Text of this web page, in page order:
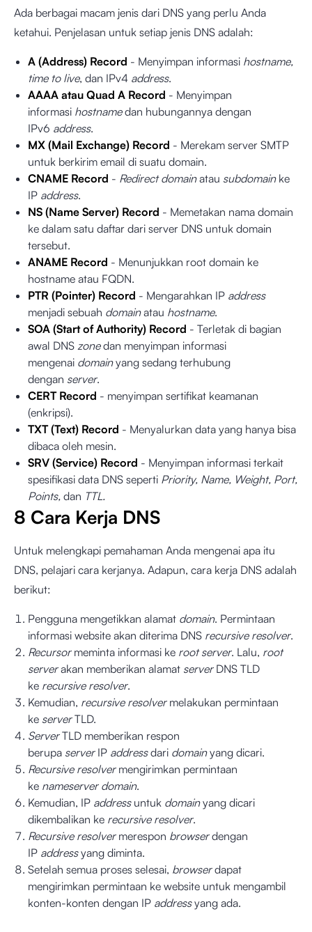
Ada berbagai macam jenis dari DNS yang perlu Anda
ketahui. Penjelasan untuk setiap jenis DNS adalah:
A (Address) Record - Menyimpan informasi hostname,
time to live, dan IPv4 address.
AAAA atau Quad A Record - Menyimpan
informasi hostnamedan hubungannya dengan
IPv6 address.
MX (Mail Exchange) Record - Merekam server SMTP
untuk berkirim email di suatu domain.
CNAME Record - Redirect domainatau subdomain ke
IP address.
NS (Name Server) Record - Memetakan nama domain
ke dalam satu daftar dari server DNS untuk domain
tersebut.
ANAME Record - Menunjukkan root domain ke
hostname atau FQDN.
PTR (Pointer) Record - Mengarahkan IP address
menjadi sebuah domainatau hostname.
SOA (Start of Authority) Record - Terletak di bagian
awal DNS zonedan menyimpan informasi
mengenai domainyang sedang terhubung
dengan server.
CERT Record - menyimpan sertifikat keamanan
(enkripsi).
TXT (Text) Record - Menyalurkan data yang hanya bisa
dibaca oleh mesin.
SRV (Service) Record - Menyimpan informasi terkait
spesifikasi data DNS seperti Priority, Name, Weight, Port,
Points, dan TTL.
8 Cara Kerja DNS
Untuk melengkapi pemahaman Anda mengenai apa itu
DNS, pelajari cara kerjanya. Adapun, cara kerja DNS adalah
berikut:
Pengguna mengetikkan alamat domain. Permintaan
informasi website akan diterima DNS recursive resolver.
Recursormeminta informasi ke root server. Lalu, root
serverakan memberikan alamat serverDNS TLD
ke recursive resolver.
Kemudian, recursive resolver melakukan permintaan
ke serverTLD.
ServerTLD memberikan respon
berupa server IP addressdari domainyang dicari.
Recursive resolvermengirimkan permintaan
ke nameserver domain.
Kemudian, IP address untuk domainyang dicari
dikembalikan ke recursive resolver.
Recursive resolver merespon browserdengan
IP addressyang diminta.
Setelah semua proses selesai, browserdapat
mengirimkan permintaan ke website untuk mengambil
konten-konten dengan IP addressyang ada.